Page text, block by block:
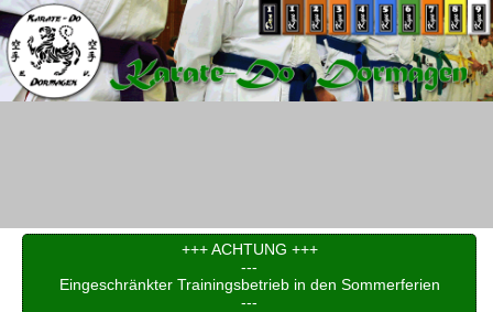
+++ ACHTUNG +++
---
Eingeschränkter Trainingsbetrieb in den Sommerferien
---